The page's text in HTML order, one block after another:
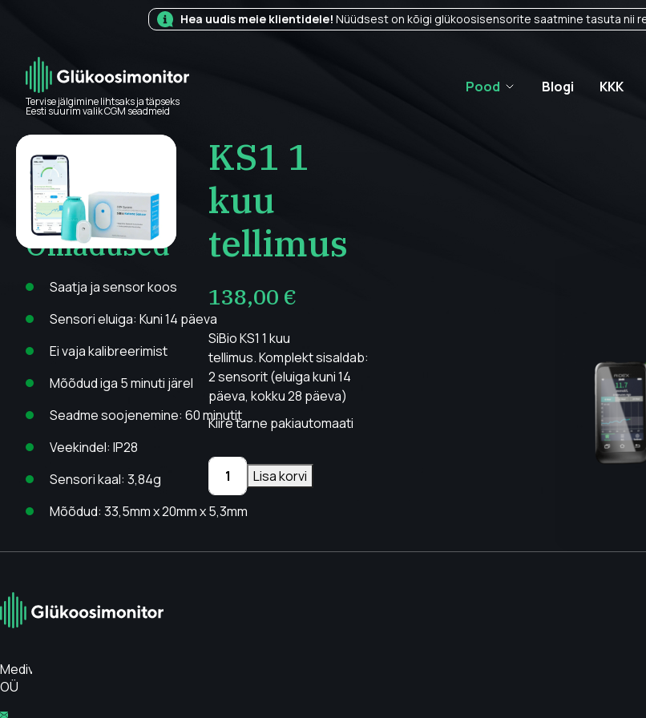
Hea uudis meie klientidele! Nüüdsest on kõigi glükoosisensorite saatmine tasuta nii
Tervise jälgimine lihtsaks ja täpseks
Eesti suurim valik CGM seadmeid
Pood Blogi KKK
KS1 1
kuu
tellimus
138,00 €
SiBio KS1 1 kuu
tellimus. Komplekt sisaldab:
2 sensorit (eluiga kuni 14
päeva, kokku 28 päeva)
Kiire tarne pakiautomaati
KS1
kuu
tellimus
Lisa korvi
Omadused
Saatja ja sensor koos
Sensori eluiga: Kuni 14 päeva
Ei vaja kalibreerimist
Mõõdud iga 5 minuti järel
Seadme soojenemine: 60 minutit
Veekindel: IP28
Sensori kaal: 3,84g
Mõõdud: 33,5mm x 20mm x 5,3mm
Medivar
OÜ